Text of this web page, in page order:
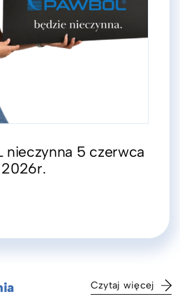
nieczynna 5 czerwca
2026r.
Czytaj więcej